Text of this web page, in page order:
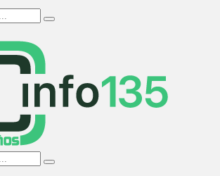
Search
Search